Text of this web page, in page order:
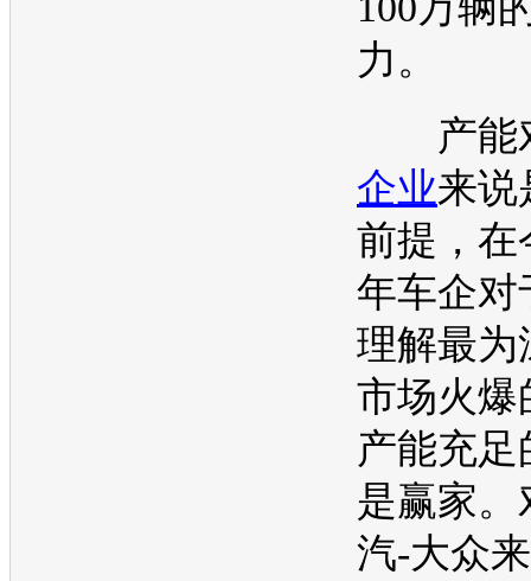
力。
产能
企业来说
前提，在
年车企对
理解最为
市场火爆
产能充足
是赢家。
汽-大众